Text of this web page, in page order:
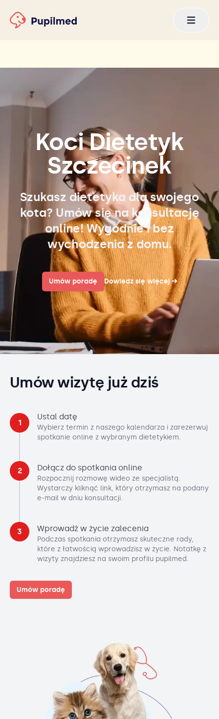
Koci Dietetyk
Szczecinek
Szukasz dietetyka dla swojego
kota? Umów się na konsultację
online! Wygodnie i bez
wychodzenia z domu.
Umów poradę Dowiedz się więcej →
Umów wizytę już dziś
1
Ustal datę
Wybierz termin z naszego kalendarza i zarezerwuj
spotkanie online z wybranym dietetykiem.
2 Dołącz do spotkania online
Rozpocznij rozmowę wideo ze specjalistą.
Wystarczy kliknąć link, który otrzymasz na podany
e-mail w dniu konsultacji.
3 Wprowadź w życie zalecenia
Podczas spotkania otrzymasz skuteczne rady,
które z łatwością wprowadzisz w życie. Notatkę z
wizyty znajdziesz na swoim profilu pupilmed.
Umów poradę